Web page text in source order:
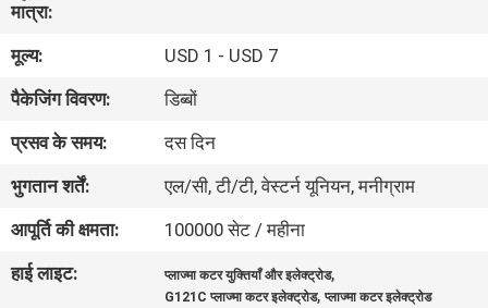
भ्रमण
गुणवत्ता
नियंत्रण
एक
उद्धरण
का
मात्रा:
मूल्य:
USD 1 - USD 7
पैकेजिंग विवरण:
डिब्बों
प्रसव के समय:
दस दिन
भुगतान शर्तें:
एल/सी, टी/टी, वेस्टर्न यूनियन, मनीग्राम
आपूर्ति की क्षमता:
100000 सेट / महीना
हाई लाइट:
प्लाज्मा कटर युक्तियाँ और इलेक्ट्रोड,
G121C प्लाज्मा कटर इलेक्ट्रोड,प्लाज्मा कटर इलेक्ट्रोड